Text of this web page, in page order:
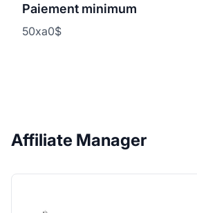
Paiement minimum
50xa0$
Affiliate Manager